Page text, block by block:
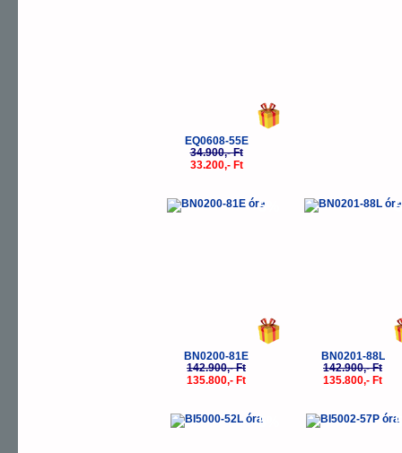
EQ0608-55E
34.900,- Ft
33.200,- Ft
-5%
BN0200-81E
142.900,- Ft
135.800,- Ft
-
BN0201-88L
142.900,- Ft
135.800,- Ft
-5% -